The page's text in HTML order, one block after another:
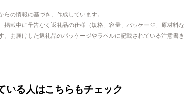
らの情報に基づき、作成しています。
掲載中に予告なく返礼品の仕様（規格、容量、パッケージ、原材料
。お届けした返礼品のパッケージやラベルに記載されている注意書
いる人はこちらもチェック